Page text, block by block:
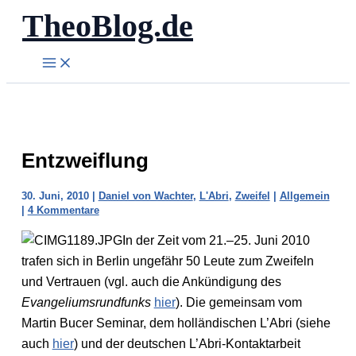
Zum
Inhalt
springen
TheoBlog.de
Entzweiflung
30. Juni, 2010 | Daniel von Wachter, L'Abri, Zweifel | Allgemein
| 4 Kommentare
In der Zeit vom 21.–25. Juni 2010
trafen sich in Berlin ungefähr 50 Leute zum Zweifeln
und Vertrauen (vgl. auch die Ankündigung des
Evangeliumsrundfunks hier). Die gemeinsam vom
Martin Bucer Seminar, dem holländischen L’Abri (siehe
auch hier) und der deutschen L’Abri-Kontaktarbeit